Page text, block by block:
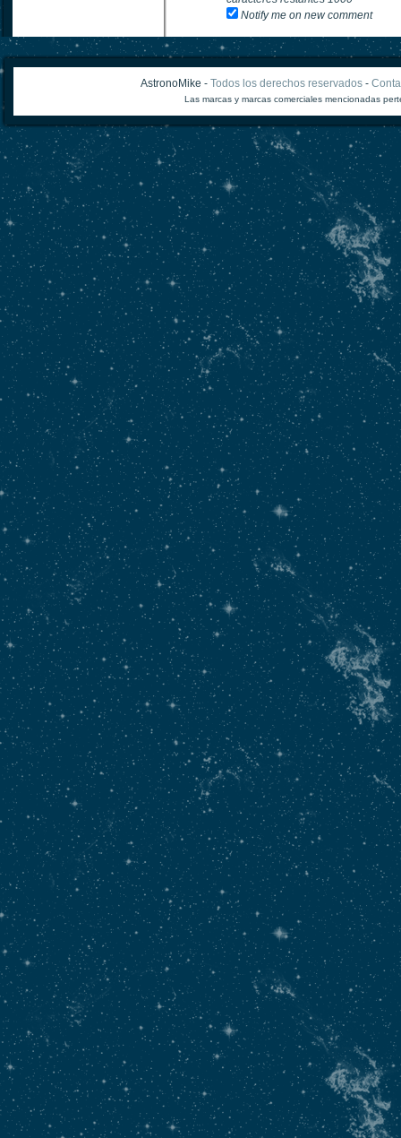
Notify me on new comment
AstronoMike - Todos los derechos reservados-
Las marcas y marcas comerciales mencionadas